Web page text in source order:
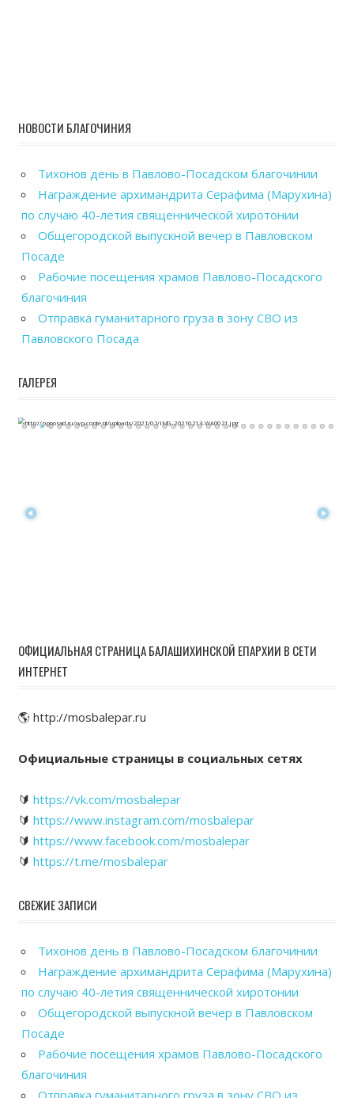
НОВОСТИ БЛАГОЧИНИЯ
Тихонов день в Павлово-Посадском благочинии
Награждение архимандрита Серафима (Марухина)
по случаю 40-летия священнической хиротонии
Общегородской выпускной вечер в Павловском
Посаде
Рабочие посещения храмов Павлово-Посадского
благочиния
Отправка гуманитарного груза в зону СВО из
Павловского Посада
ГАЛЕРЕЯ
ОФИЦИАЛЬНАЯ СТРАНИЦА БАЛАШИХИНСКОЙ ЕПАРХИИ В СЕТИ
ИНТЕРНЕТ
🌎 http://mosbalepar.ru
Официальные страницы в социальных сетях
🔰 https://vk.com/mosbalepar
🔰 https://www.instagram.com/mosbalepar
🔰 https://www.facebook.com/mosbalepar
🔰 https://t.me/mosbalepar
СВЕЖИЕ ЗАПИСИ
Тихонов день в Павлово-Посадском благочинии
Награждение архимандрита Серафима (Марухина)
по случаю 40-летия священнической хиротонии
Общегородской выпускной вечер в Павловском
Посаде
Рабочие посещения храмов Павлово-Посадского
благочиния